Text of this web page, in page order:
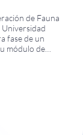
de Fauna
Universidad
fase de un
módulo de
como objetivo